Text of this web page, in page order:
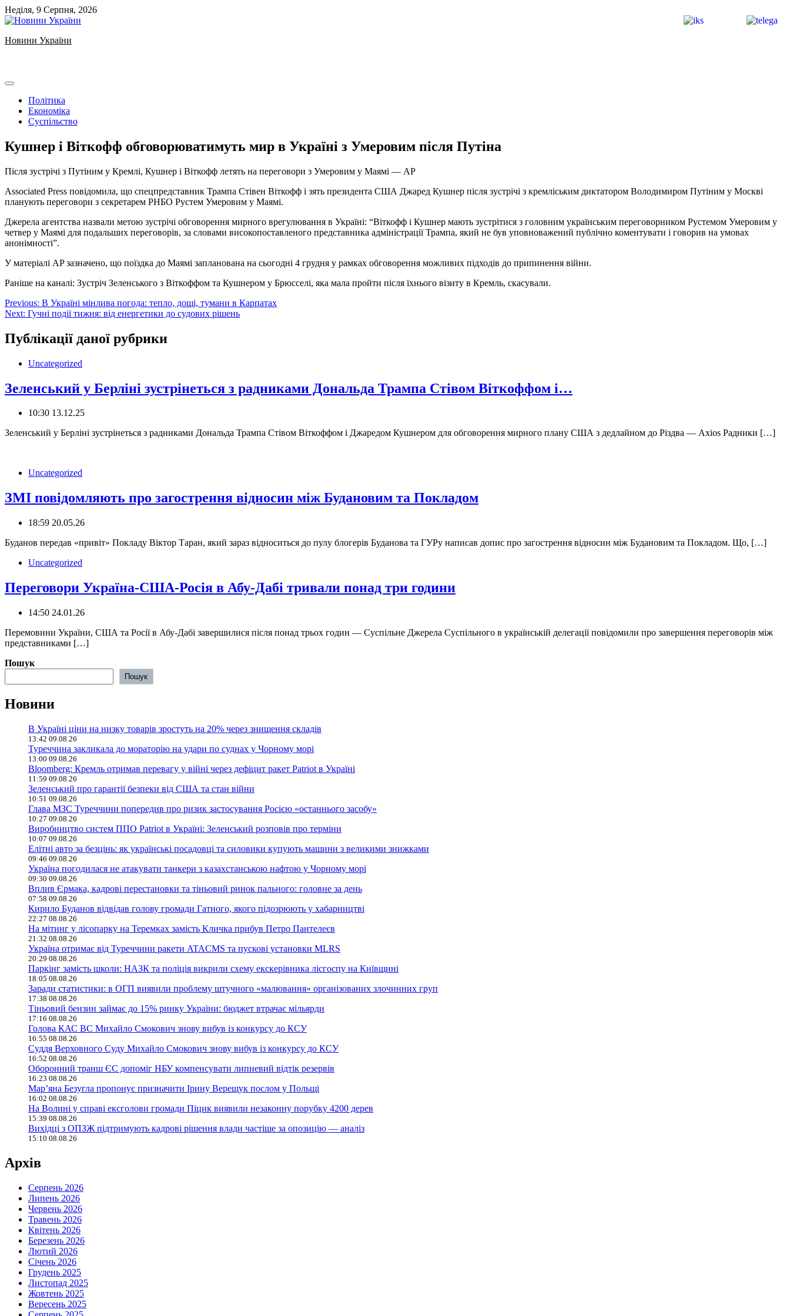
Skip
to
Неділя, 9 Серпня, 2026
Новини України
Політика
Економіка
Суспільство
Кушнер і Віткофф обговорюватимуть мир в Україні з Умеровим після Путіна
Після зустрічі з Путіним у Кремлі, Кушнер і Віткофф летять на переговори з Умеровим у Маямі — AP
Associated Press повідомила, що спецпредставник Трампа Стівен Віткофф і зять президента США Джаред Кушнер після зустрічі з кремліським диктатором Володимиром Путіним у Москві
планують переговори з секретарем РНБО Рустем Умеровим у Маямі.
Джерела агентства назвали метою зустрічі обговорення мирного врегулювання в Україні: “Віткофф і Кушнер мають зустрітися з головним українським переговорником Рустемом Умеровим у
четвер у Маямі для подальших переговорів, за словами високопоставленого представника адміністрації Трампа, який не був уповноважений публічно коментувати і говорив на умовах
анонімності”.
У матеріалі AP зазначено, що поїздка до Маямі запланована на сьогодні 4 грудня у рамках обговорення можливих підходів до припинення війни.
Раніше на каналі: Зустріч Зеленського з Віткоффом та Кушнером у Брюсселі, яка мала пройти після їхнього візиту в Кремль, скасували.
Навігація
записів
Previous: В Україні мінлива погода: тепло, дощі, тумани в Карпатах
Next: Гучні події тижня: від енергетики до судових рішень
Публікації даної рубрики
Uncategorized
Зеленський у Берліні зустрінеться з радниками Дональда Трампа Стівом Віткоффом і…
10:30 13.12.25
Зеленський у Берліні зустрінеться з радниками Дональда Трампа Стівом Віткоффом і Джаредом Кушнером для обговорення мирного плану США з дедлайном до Різдва — Axios ‍Радники […]
Uncategorized
ЗМІ повідомляють про загострення відносин між Будановим та Покладом
18:59 20.05.26
Буданов передав «привіт» Покладу Віктор Таран, який зараз відноситься до пулу блогерів Буданова та ГУРу написав допис про загострення відносин між Будановим та Покладом. Що, […]
Uncategorized
Переговори Україна-США-Росія в Абу-Дабі тривали понад три години
14:50 24.01.26
Перемовини України, США та Росії в Абу-Дабі завершилися після понад трьох годин — Суспільне Джерела Суспільного в українській делегації повідомили про завершення переговорів між
представниками […]
Пошук
Пошук
Новини
В Україні ціни на низку товарів зростуть на 20% через знищення складів
13:42 09.08.26
Туреччина закликала до мораторію на удари по суднах у Чорному морі
13:00 09.08.26
Bloomberg: Кремль отримав перевагу у війні через дефіцит ракет Patriot в Україні
11:59 09.08.26
Зеленський про гарантії безпеки від США та стан війни
10:51 09.08.26
Глава МЗС Туреччини попередив про ризик застосування Росією «останнього засобу»
10:27 09.08.26
Виробництво систем ППО Patriot в Україні: Зеленський розповів про терміни
10:07 09.08.26
Елітні авто за безцінь: як українські посадовці та силовики купують машини з великими знижками
09:46 09.08.26
Україна погодилася не атакувати танкери з казахстанською нафтою у Чорному морі
09:30 09.08.26
Вплив Єрмака, кадрові перестановки та тіньовий ринок пального: головне за день
07:58 09.08.26
Кирило Буданов відвідав голову громади Гатного, якого підозрюють у хабарництві
22:27 08.08.26
На мітинг у лісопарку на Теремках замість Кличка прибув Петро Пантелеєв
21:32 08.08.26
Україна отримає від Туреччини ракети ATACMS та пускові установки MLRS
20:29 08.08.26
Паркінг замість школи: НАЗК та поліція викрили схему екскерівника лісгоспу на Київщині
18:05 08.08.26
Заради статистики: в ОГП виявили проблему штучного «малювання» організованих злочинних груп
17:38 08.08.26
Тіньовий бензин займає до 15% ринку України: бюджет втрачає мільярди
17:16 08.08.26
Голова КАС ВС Михайло Смокович знову вибув із конкурсу до КСУ
16:55 08.08.26
Суддя Верховного Суду Михайло Смокович знову вибув із конкурсу до КСУ
16:52 08.08.26
Оборонний транш ЄС допоміг НБУ компенсувати липневий відтік резервів
16:23 08.08.26
Мар’яна Безугла пропонує призначити Ірину Верещук послом у Польщі
16:02 08.08.26
На Волині у справі ексголови громади Піцик виявили незаконну порубку 4200 дерев
15:39 08.08.26
Вихідці з ОПЗЖ підтримують кадрові рішення влади частіше за опозицію — аналіз
15:10 08.08.26
Архів
Серпень 2026
Липень 2026
Червень 2026
Травень 2026
Квітень 2026
Березень 2026
Лютий 2026
Січень 2026
Грудень 2025
Листопад 2025
Жовтень 2025
Вересень 2025